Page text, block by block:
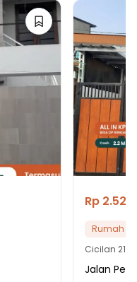
Rp
Rumah
Cicilan
Jalan